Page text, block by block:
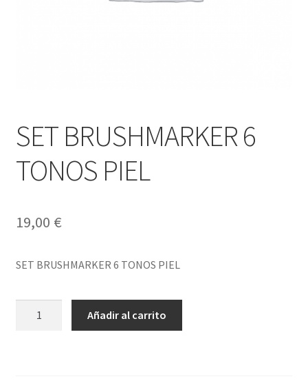
SET BRUSHMARKER 6
TONOS PIEL
19,00 €
SET BRUSHMARKER 6 TONOS PIEL
Añadir al carrito